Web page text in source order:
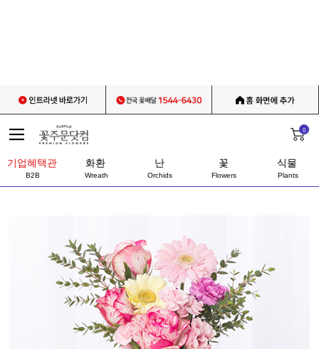
0
기업혜택관
B2B
화환
Wreath
난
Orchids
꽃
Flowers
식물
Plants